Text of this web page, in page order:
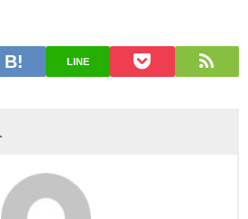
LINE